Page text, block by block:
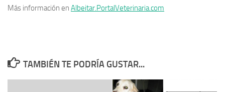
Más información en Albeitar.PortalVeterinaria.com
TAMBIÉN TE PODRÍA GUSTAR...